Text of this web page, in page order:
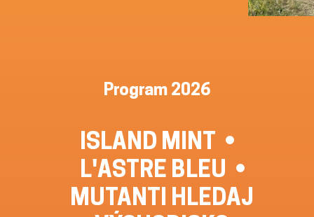
Program 2026
ISLAND MINT
L'ASTRE BLEU
MUTANTI HLEDAJ